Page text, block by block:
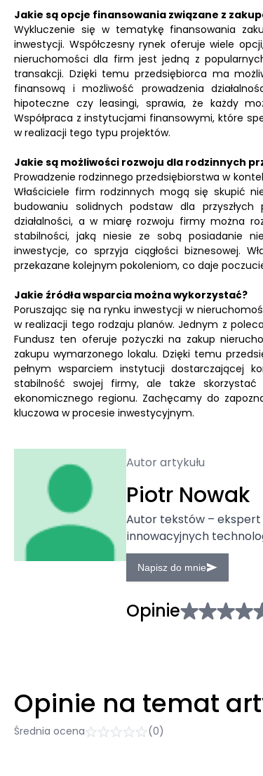
Jakie są opcje finansowania związane z
Wykluczenie się w tematykę finansowania
inwestycji. Współczesny rynek oferuje wiele
nieruchomości dla firm jest jedną z
transakcji. Dzięki temu przedsiębiorca ma
finansową i możliwość prowadzenia
hipoteczne czy leasingi, sprawia, że każdy
Współpraca z instytucjami finansowymi, które
w realizacji tego typu projektów.
Jakie są możliwości rozwoju dla rodzinnych
Prowadzenie rodzinnego przedsiębiorstwa w
Właściciele firm rodzinnych mogą się skupić
budowaniu solidnych podstaw dla
działalności, a w miarę rozwoju firmy można
stabilności, jaką niesie ze sobą posiadanie
inwestycje, co sprzyja ciągłości biznesowej.
przekazane kolejnym pokoleniom, co daje
Jakie źródła wsparcia można wykorzystać?
Poruszając się na rynku inwestycji w
w realizacji tego rodzaju planów. Jednym z
Fundusz ten oferuje pożyczki na zakup
zakupu wymarzonego lokalu. Dzięki temu
pełnym wsparciem instytucji dostarczającej
stabilność swojej firmy, ale także
ekonomicznego regionu. Zachęcamy do
kluczowa w procesie inwestycyjnym.
Autor artykułu
Piotr Nowak
Autor tekstów – ekspert
innowacyjnych
Napisz do mnie
Opinie
Opinie na temat
Średnia ocena (0)